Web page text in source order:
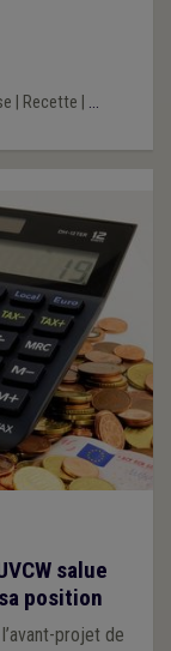
Recette ...
salue
position
projet de